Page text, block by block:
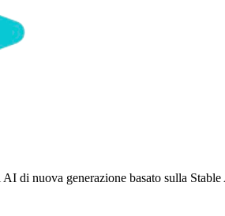
di nuova generazione basato sulla